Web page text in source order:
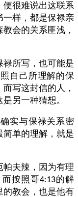
便很难说出这联系
一样，都是保禄亲
会的关系匪浅，
所写，也可能是
自己所理解的保
写这封信的人，
另一种猜想。
实与保禄关系密
单的理解，就是
夫辣，因为有理
按照哥4:13的解
的教会，也是他有